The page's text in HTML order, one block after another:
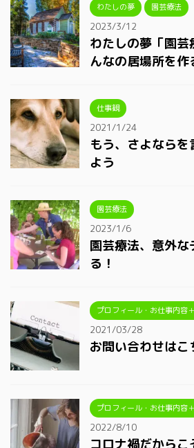
わたしの夢 園芸療法
2023/3/12
わたしの夢「園
んなの居場所を作
仕事観
2021/1/24
もう、さよなら
よう
園芸療法
2023/1/6
園芸療法、意外
る！
プロフィール・お仕事内容
2021/03/28
お問い合わせはこ
プロフィール・お仕事内容
2022/8/10
コロナ禍だから